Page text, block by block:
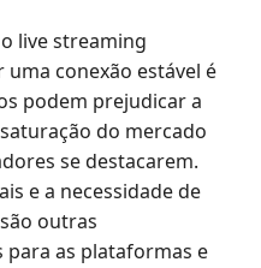
live streaming
conexão estável é
podem prejudicar a
do mercado
se destacarem.
e a necessidade de
outras
as plataformas e